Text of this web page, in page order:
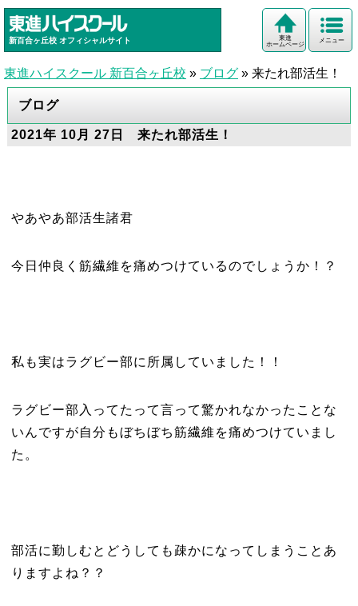
新百合ヶ丘校 オフィシャルサイト メニュー
東進
ホームページ
東進ハイスクール 新百合ヶ丘校 » ブログ » 来たれ部活生！
ブログ
2021年 10月 27日 来たれ部活生！
やあやあ部活生諸君
今日仲良く筋繊維を痛めつけているのでしょうか！？
私も実はラグビー部に所属していました！！
ラグビー部入ってたって言って驚かれなかったことな
いんですが自分もぼちぼち筋繊維を痛めつけていまし
た。
部活に勤しむとどうしても疎かになってしまうことあ
りますよね？？